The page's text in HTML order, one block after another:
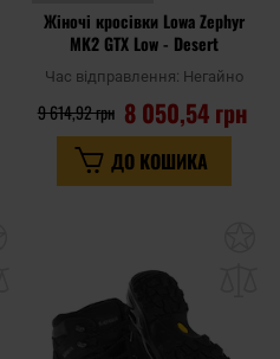
Жіночі кросівки Lowa Zephyr
MK2 GTX Low - Desert
Час відправлення: Негайно
8 050,54 грн
9 614,92 грн
ДО КОШИКА
уподобань